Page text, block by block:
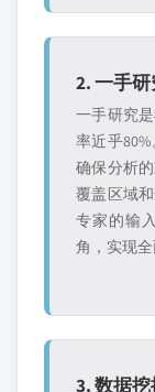
2. 一手
一手研究
率近乎
确保分析
覆盖区域
专家的输
角，实现全
3. 数据